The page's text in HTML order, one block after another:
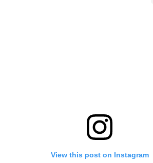
View this post on Instagram